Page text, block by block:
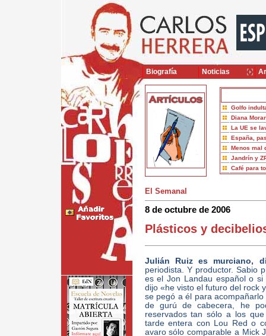
Golfo
Diana
La UE se
España,
Menos mal
Jandrín y
Café para
El Semanal
8 de octubre de 2006
Plásticos y
Julián Ruiz es murciano,
periodista. Y productor. Sabio
es el Jon Landau español o
dijo «he visto el futuro del rock
se pegó a él para
de gurú de cabecera, he
reservados tan sólo a los
tarde entera con Lou Red o
avaro sólo comparable a Mick
Biografía Noticias